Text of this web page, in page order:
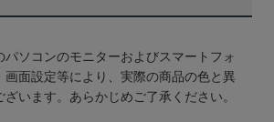
ソコンのモニターおよびスマートフォ
画面設定等により、実際の商品の色と異
います。あらかじめご了承ください。